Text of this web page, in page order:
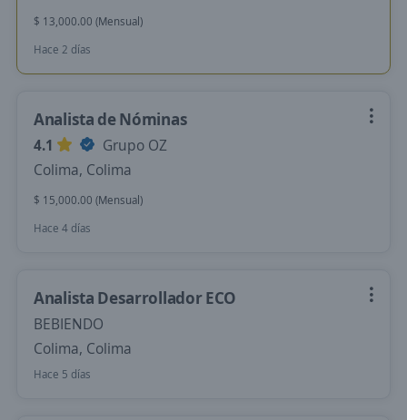
$ 13,000.00 (Mensual)
Hace 2 días
Analista de Nóminas
4.1
Grupo OZ
Colima, Colima
$ 15,000.00 (Mensual)
Hace 4 días
Analista Desarrollador ECO
BEBIENDO
Colima, Colima
Hace 5 días